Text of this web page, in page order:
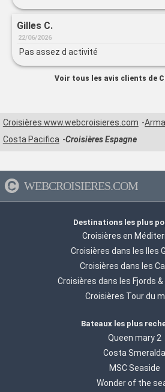
manque d’animation, toutes les
Costa, il y a des cours de danse et le
danse au Grand. Bar là le grand bar
dansait car pas de cours de danse à
l’après-midi ni le matin sur huit jours
avons eu deux cours de danse autour
avec les mêmes artistes
Gilles C.
22/06/2026
Pas assez d activité
Voir tous les avis clients de
Croisières www.webcroisieres.com
Costa Pacifica
Croisières Espagne
WEBCROISIERES.COM
Destinations les plus
Croisières en
Croisières dans les Iles
Croisières dans les
Croisières dans les Fjords
Croisières Tour du
Bateaux les plus
Queen mary 2
Costa Smeralda
MSC Seaside
Wonder of the